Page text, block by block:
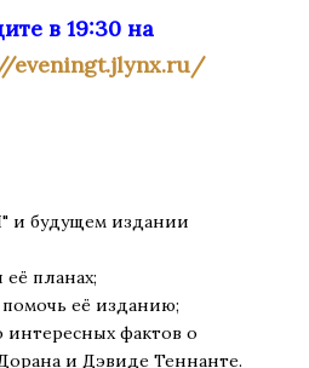
в 19:30 на
eveningt.jlynx.ru/
и будущем издании
планах;
помочь её изданию;
фактов о
и Дэвиде Теннанте.